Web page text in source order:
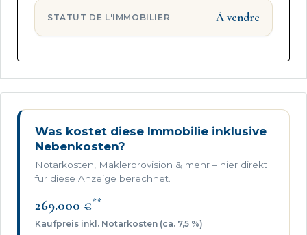
STATUT DE L'IMMOBILIER À vendre
Was kostet diese Immobilie inklusive
Nebenkosten?
Notarkosten, Maklerprovision & mehr – hier direkt
für diese Anzeige berechnet.
269.000 €**
Kaufpreis inkl. Notarkosten (ca. 7,5 %)